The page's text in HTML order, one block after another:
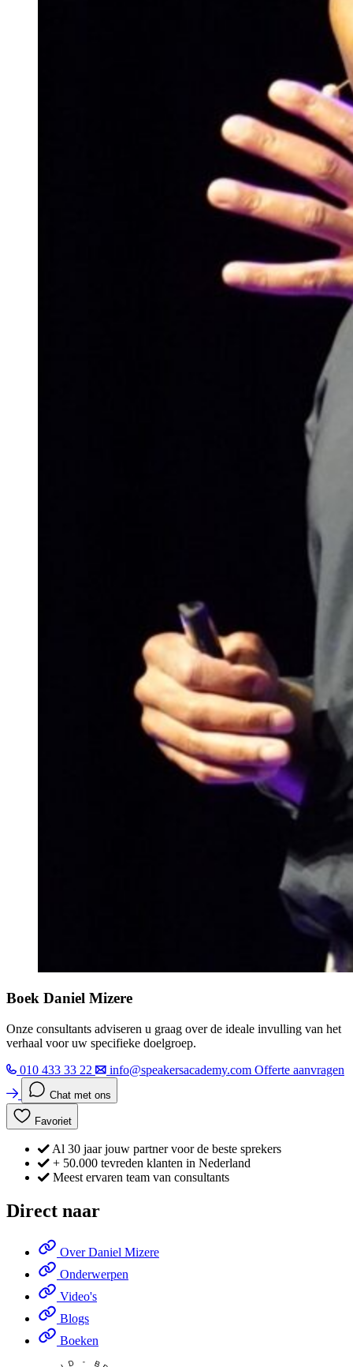
Boek Daniel Mizere
Onze consultants adviseren u graag over de ideale invulling van het
verhaal voor uw specifieke doelgroep.
010 433 33 22
info@speakersacademy.com Offerte aanvragen
Chat met ons
Favoriet
Al 30 jaar jouw partner voor de beste sprekers
+ 50.000 tevreden klanten in Nederland
Meest ervaren team van consultants
Direct naar
Over Daniel Mizere
Onderwerpen
Video's
Blogs
Boeken